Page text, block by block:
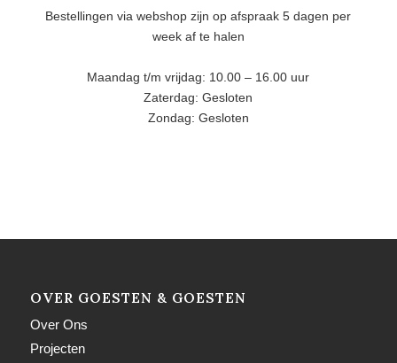
Bestellingen via webshop zijn op afspraak 5 dagen per
week af te halen
Maandag t/m vrijdag: 10.00 – 16.00 uur
Zaterdag: Gesloten
Zondag: Gesloten
OVER GOESTEN & GOESTEN
Over Ons
Projecten